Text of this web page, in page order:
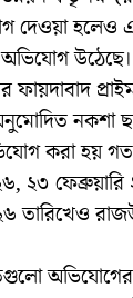
দেওয়া হলেও
অভিযোগ উঠেছে।
নকশা
করা হয় গত
২৩
তারিখেও
অভিযোগের